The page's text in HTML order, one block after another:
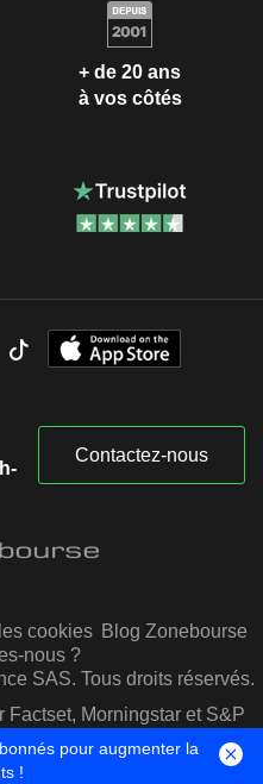
+ de 20 ans
à vos côtés
Contactez-nous
cookies Blog Zonebourse
nous ?
SAS. Tous droits réservés.
Factset, Morningstar et S&P
IQ
pour augmenter la
!